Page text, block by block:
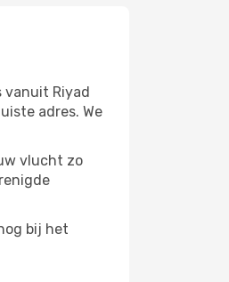
vanuit Riyad
adres. We
vlucht zo
bij het